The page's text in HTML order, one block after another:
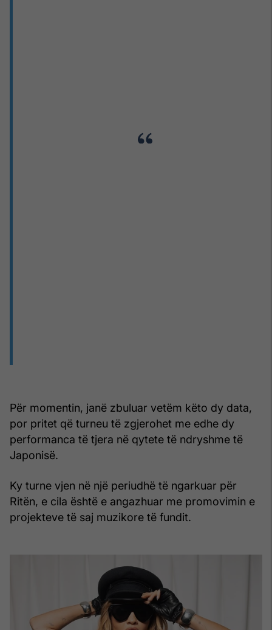
Për momentin, janë zbuluar vetëm këto dy data,
por pritet që turneu të zgjerohet me edhe dy
performanca të tjera në qytete të ndryshme të
Japonisë.
Ky turne vjen në një periudhë të ngarkuar për
Ritën, e cila është e angazhuar me promovimin e
projekteve të saj muzikore të fundit.